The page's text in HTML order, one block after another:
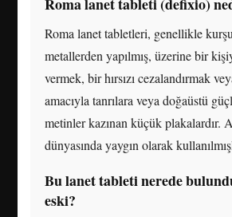
Roma lanet tabletleri, genellikle
metallerden yapılmış, üzerine bir
vermek, bir hırsızı cezalandırmak
amacıyla tanrılara veya doğaüstü
metinler kazınan küçük plakalardır.
dünyasında yaygın olarak
Bu lanet tableti nerede
eski?